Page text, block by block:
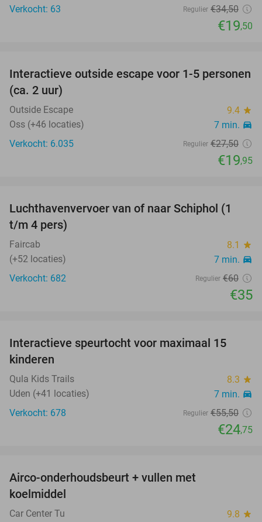
Verkocht: 63 Regulier €34,50
€19,50
27%
Interactieve outside escape voor 1-5 personen
(ca. 2 uur)
Outside Escape 9.4 star
Oss (+46 locaties) 7 min. directions_car
Verkocht: 6.035 Regulier €27,50
€19,95
42%
Luchthavenvervoer van of naar Schiphol (1
t/m 4 pers)
Faircab 8.1 star
(+52 locaties) 7 min. directions_car
Verkocht: 682 Regulier €60
€35
55%
Interactieve speurtocht voor maximaal 15
kinderen
Qula Kids Trails 8.3 star
Uden (+41 locaties) 7 min. directions_car
Verkocht: 678 Regulier €55,50
€24,75
Airco-onderhoudsbeurt + vullen met
koelmiddel
Car Center Tu 9.8 star